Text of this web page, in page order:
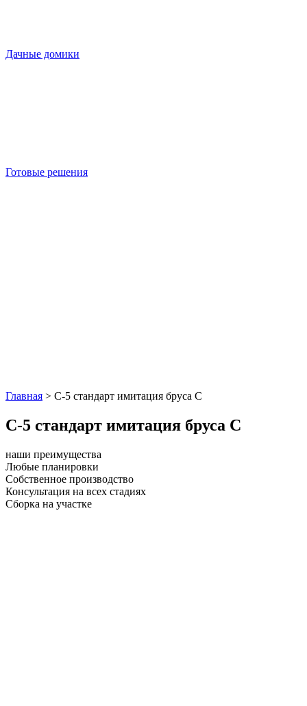
Дачные домики
Готовые решения
Главная > С-5 стандарт имитация бруса С
С-5 стандарт имитация бруса С
наши преимущества
Любые планировки
Собственное производство
Консультация на всех стадиях
Сборка на участке